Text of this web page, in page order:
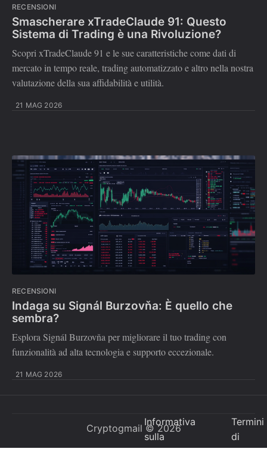
RECENSIONI
Smascherare xTradeClaude 91: Questo
Sistema di Trading è una Rivoluzione?
Scopri xTradeClaude 91 e le sue caratteristiche come dati di
mercato in tempo reale, trading automatizzato e altro nella nostra
valutazione della sua affidabilità e utilità.
21 MAG 2026
RECENSIONI
Indaga su Signál Burzovňa: È quello che
sembra?
Esplora Signál Burzovňa per migliorare il tuo trading con
funzionalità ad alta tecnologia e supporto eccezionale.
21 MAG 2026
Informativa
sulla
Termini
di
Cryptogmail © 2026